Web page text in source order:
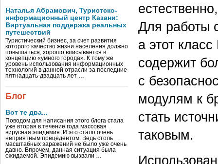
Наталья Абрамович, Туристско-
информационный центр Казани:
Виртуальная поддержка реальных
путешествий
Туристический бизнес, за счет развития
которого качество жизни населения должно
повышаться, хорошо вписывается в
концепцию «умного города». К тому же
уровень использования информационных
технологий в данной отрасли за последние
пятнадцать-двадцать лет …
Блог
Вот те два...
Поводом для написания этого блога стала
уже вторая в течение года массовая
вирусная эпидемия. И это стало очень
неприятным прецедентом. Ведь столь
масштабных заражений не было уже очень
давно. Впрочем, данная ситуация была
ожидаемой. Эпидемию вызвали …
Для работы
а этот
содержит
с
модулям к
стать
таковым.